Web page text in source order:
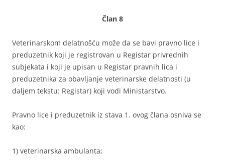
Član 8
Veterinarskom delatnošću može da se bavi pravno lice i
preduzetnik koji je registrovan u Registar privrednih
subjekata i koji je upisan u Registar pravnih lica i
preduzetnika za obavljanje veterinarske delatnosti (u
daljem tekstu: Registar) koji vodi Ministarstvo.
Pravno lice i preduzetnik iz stava 1. ovog člana osniva se
kao:
1) veterinarska ambulanta;